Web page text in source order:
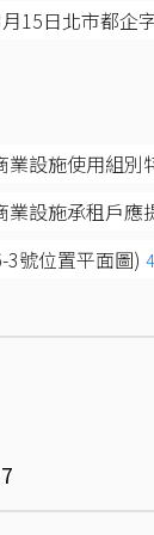
15日北市都企
業設施使用組別
設施承租戶
號位置平面圖)